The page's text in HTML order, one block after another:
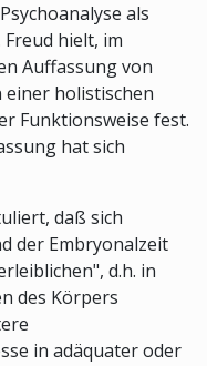
als
hielt, im
Auffassung von
holistischen
Funktionsweise fest.
hat sich
daß sich
der Embryonalzeit
d.h. in
des Körpers
in adäquater oder